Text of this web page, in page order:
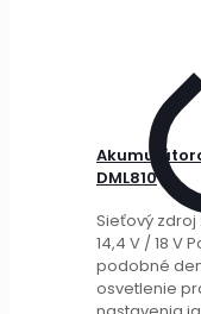
DML810
Sieťový zdroj
14,4 V / 18 V
podobné
osvetlenie